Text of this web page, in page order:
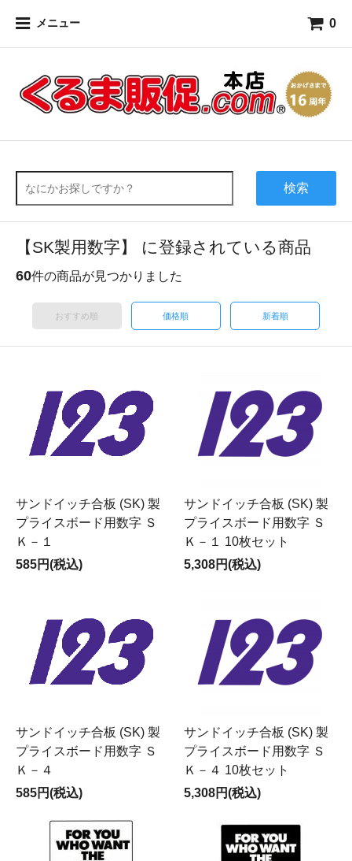
メニュー 0
検索
【SK製用数字】 に登録されている商品
60件の商品が見つかりました
おすすめ順 価格順 新着順
サンドイッチ合板 (SK) 製
プライスボード用数字 Ｓ
Ｋ－１
585円(税込)
サンドイッチ合板 (SK) 製
プライスボード用数字 Ｓ
Ｋ－１ 10枚セット
5,308円(税込)
サンドイッチ合板 (SK) 製
プライスボード用数字 Ｓ
Ｋ－４
585円(税込)
サンドイッチ合板 (SK) 製
プライスボード用数字 Ｓ
Ｋ－４ 10枚セット
5,308円(税込)